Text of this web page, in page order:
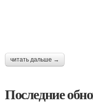
читать дальше →
Последние